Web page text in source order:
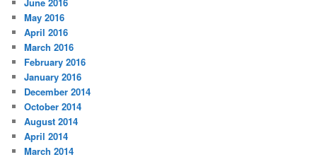
May 2016
April 2016
March 2016
February 2016
January 2016
December 2014
October 2014
August 2014
April 2014
March 2014